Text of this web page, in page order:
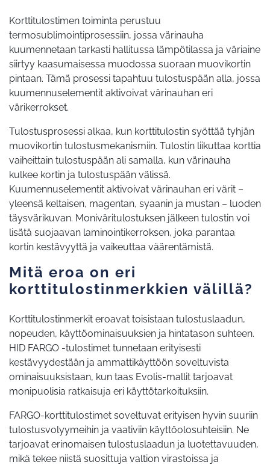
Korttitulostimen toiminta perustuu
termosublimointiprosessiin, jossa värinauha
kuumennetaan tarkasti hallitussa lämpötilassa ja väriaine
siirtyy kaasumaisessa muodossa suoraan muovikortin
pintaan. Tämä prosessi tapahtuu tulostuspään alla, jossa
kuumennuselementit aktivoivat värinauhan eri
värikerrokset.
Tulostusprosessi alkaa, kun korttitulostin syöttää tyhjän
muovikortin tulostusmekanismiin. Tulostin liikuttaa korttia
vaiheittain tulostuspään ali samalla, kun värinauha
kulkee kortin ja tulostuspään välissä.
Kuumennuselementit aktivoivat värinauhan eri värit –
yleensä keltaisen, magentan, syaanin ja mustan – luoden
täysvärikuvan. Moniväritulostuksen jälkeen tulostin voi
lisätä suojaavan laminointikerroksen, joka parantaa
kortin kestävyyttä ja vaikeuttaa väärentämistä.
Mitä eroa on eri
korttitulostinmerkkien välillä?
Korttitulostinmerkit eroavat toisistaan tulostuslaadun,
nopeuden, käyttöominaisuuksien ja hintatason suhteen.
HID FARGO -tulostimet tunnetaan erityisesti
kestävyydestään ja ammattikäyttöön soveltuvista
ominaisuuksistaan, kun taas Evolis-mallit tarjoavat
monipuolisia ratkaisuja eri käyttötarkoituksiin.
FARGO-korttitulostimet soveltuvat erityisen hyvin suuriin
tulostusvolyymeihin ja vaativiin käyttöolosuhteisiin. Ne
tarjoavat erinomaisen tulostuslaadun ja luotettavuuden,
mikä tekee niistä suosittuja valtion virastoissa ja